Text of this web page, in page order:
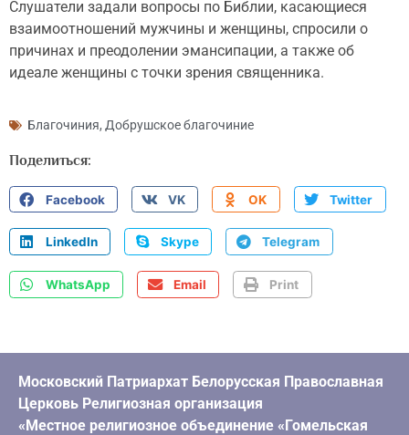
Слушатели задали вопросы по Библии, касающиеся
взаимоотношений мужчины и женщины, спросили о
причинах и преодолении эмансипации, а также об
идеале женщины с точки зрения священника.
Благочиния, Добрушское благочиние
Поделиться:
Facebook VK OK Twitter
LinkedIn Skype Telegram
WhatsApp Email Print
Московский Патриархат Белорусская Православная
Церковь Религиозная организация
«Местное религиозное объединение «Гомельская